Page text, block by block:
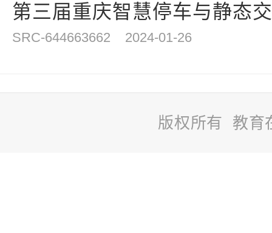
第三届重庆智慧停车与静态
SRC-644663662 2024-01-26
版权所有 教育